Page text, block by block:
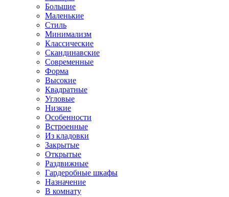
Большие
Маленькие
Стиль
Минимализм
Классические
Скандинавские
Современные
Форма
Высокие
Квадратные
Угловые
Низкие
Особенности
Встроенные
Из кладовки
Закрытые
Открытые
Раздвижные
Гардеробные шкафы
Назначение
В комнату